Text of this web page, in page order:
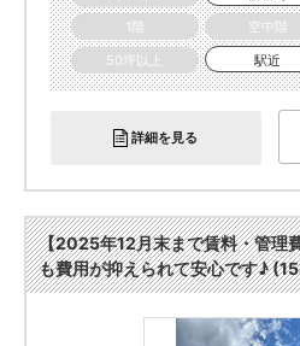
1階
空中階
50坪以上
駅近
詳細を見る
【2025年12月末まで賃料・管理
も費用が抑えられて安心です♪